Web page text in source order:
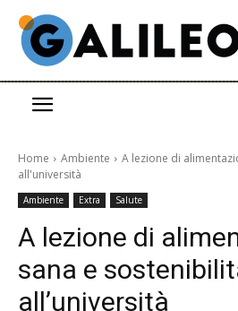
Home Ambiente
A lezione di
all'università
Ambiente Extra Salute
A lezione di
sana e
all’università